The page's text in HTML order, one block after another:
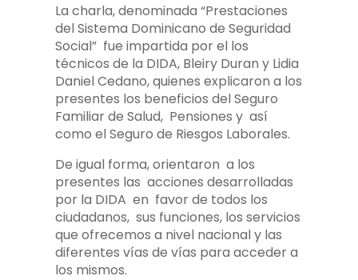
La charla, denominada “Prestaciones
del Sistema Dominicano de Seguridad
Social” fue impartida por el los
técnicos de la DIDA, Bleiry Duran y Lidia
Daniel Cedano, quienes explicaron a los
presentes los beneficios del Seguro
Familiar de Salud, Pensiones y así
como el Seguro de Riesgos Laborales.
De igual forma, orientaron a los
presentes las acciones desarrolladas
por la DIDA en favor de todos los
ciudadanos, sus funciones, los servicios
que ofrecemos a nivel nacional y las
diferentes vías de vías para acceder a
los mismos.